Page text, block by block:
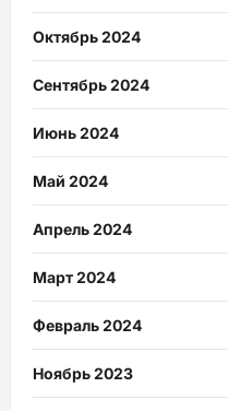
Октябрь 2024
Сентябрь 2024
Июнь 2024
Май 2024
Апрель 2024
Март 2024
Февраль 2024
Ноябрь 2023